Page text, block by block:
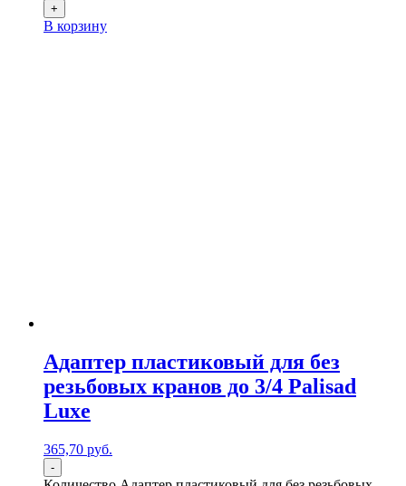
+
В корзину
Адаптер пластиковый для без
резьбовых кранов до 3/4 Palisad
Luxe
365,70 руб.
-